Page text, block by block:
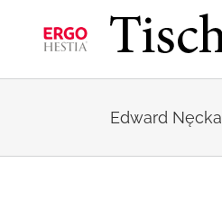
zawartości
Edward Nęcka